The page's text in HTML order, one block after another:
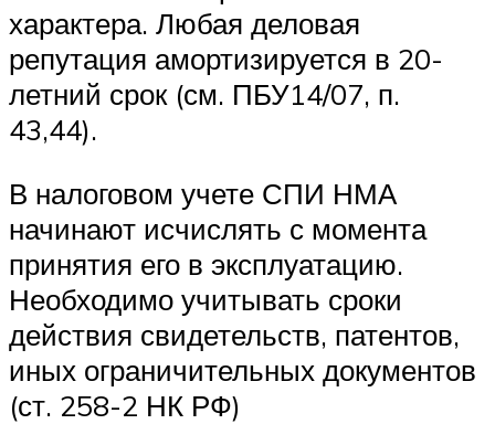
характера. Любая деловая
репутация амортизируется в 20-
летний срок (см. ПБУ14/07, п.
43,44).
В налоговом учете СПИ НМА
начинают исчислять с момента
принятия его в эксплуатацию.
Необходимо учитывать сроки
действия свидетельств, патентов,
иных ограничительных документов
(ст. 258-2 НК РФ)